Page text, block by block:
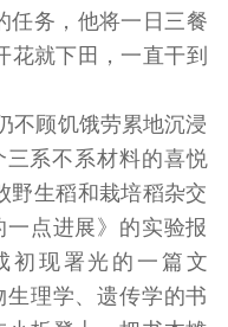
任务，他将一日三餐
花就下田，一直干到
不顾饥饿劳累地沉浸
三系不系材料的喜悦
野生稻和栽培稻杂交
点进展》的实验报
初现署光的一篇文
理学、遗传学的书